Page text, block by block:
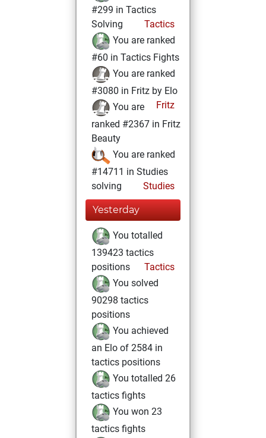
#299 in Tactics
Solving
Tactics
You are ranked
#60 in Tactics Fights
You are ranked
#3080 in Fritz by Elo
Fritz
You are
ranked #2367 in Fritz
Beauty
You are ranked
#14711 in Studies
solving
Studies
Yesterday
You totalled
139423 tactics
positions
Tactics
You solved
90298 tactics
positions
You achieved
an Elo of 2584 in
tactics positions
You totalled 26
tactics fights
You won 23
tactics fights